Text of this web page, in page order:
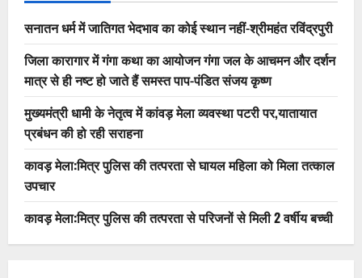
सनातन धर्म में जातिगत भेदभाव का कोई स्थान नहीं-श्रीमहंत रविंद्रपुरी
जिला कारागार में गंगा कथा का आयोजन गंगा जल के आचमन और दर्शन
मात्र से ही नष्ट हो जाते हैं समस्त पाप-पंडित संजय कृष्ण
मुख्यमंत्री धामी के नेतृत्व में कांवड़ मेला व्यवस्था पटरी पर,यातायात
प्रबंधन की हो रही सराहना
कावड़ मेला:मित्र पुलिस की तत्परता से घायल महिला को मिला तत्काल
उपचार
कावड़ मेला:मित्र पुलिस की तत्परता से परिजनों से मिली 2 वर्षीय बच्ची